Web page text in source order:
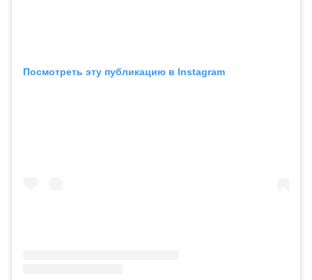
Посмотреть эту публикацию в Instagram